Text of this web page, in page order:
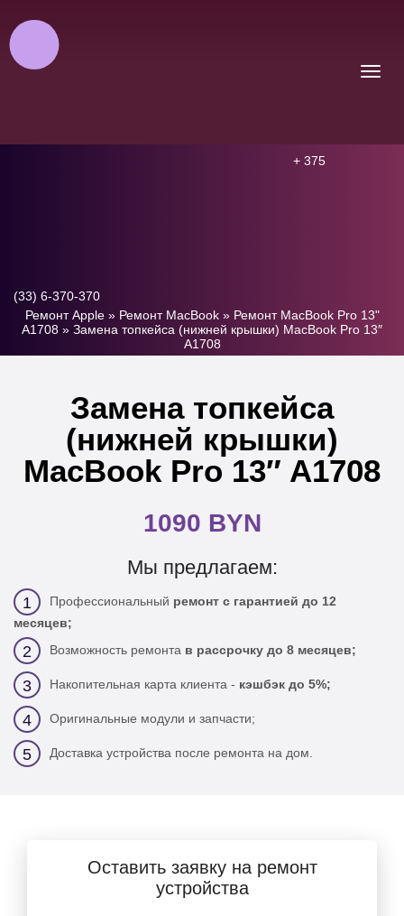
+ 375
(33) 6-370-370
Ремонт Apple» Ремонт MacBook» Ремонт MacBook Pro 13"
A1708 » Замена топкейса (нижней крышки) MacBook Pro 13″
A1708
Замена топкейса
(нижней крышки)
MacBook Pro 13″ A1708
1090 BYN
Мы предлагаем:
1 Профессиональный ремонт с гарантией до 12
месяцев;
2 Возможность ремонта в рассрочку до 8 месяцев;
3 Накопительная карта клиента - кэшбэк до 5%;
4 Оригинальные модули и запчасти;
5 Доставка устройства после ремонта на дом.
Оставить заявку на ремонт
устройства